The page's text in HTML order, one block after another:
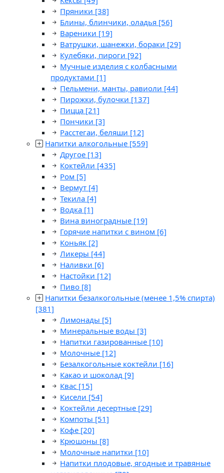
Пряники [38]
Блины, блинчики, оладья [56]
Вареники [19]
Ватрушки, шанежки, бораки [29]
Кулебяки, пироги [92]
Мучные изделия с колбасными
продуктами [1]
Пельмени, манты, равиоли [44]
Пирожки, булочки [137]
Пицца [21]
Пончики [3]
Расстегаи, беляши [12]
Напитки алкогольные [559]
Другое [13]
Коктейли [435]
Ром [5]
Вермут [4]
Текила [4]
Водка [1]
Вина виноградные [19]
Горячие напитки с вином [6]
Коньяк [2]
Ликеры [44]
Наливки [6]
Настойки [12]
Пиво [8]
Напитки безалкогольные (менее 1,5% спирта)
[381]
Лимонады [5]
Минеральные воды [3]
Напитки газированные [10]
Молочные [12]
Безалкогольные коктейли [16]
Какао и шоколад [9]
Квас [15]
Кисели [54]
Коктейли десертные [29]
Компоты [51]
Кофе [20]
Крюшоны [8]
Молочные напитки [10]
Напитки плодовые, ягодные и травяные